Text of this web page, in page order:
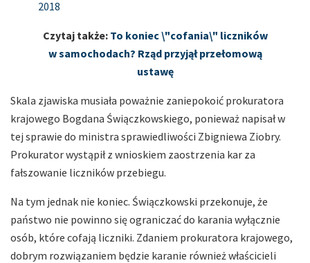
2018
Czytaj także: To koniec \"cofania\" liczników
w samochodach? Rząd przyjął przełomową
ustawę
Skala zjawiska musiała poważnie zaniepokoić prokuratora
krajowego Bogdana Świączkowskiego, ponieważ napisał w
tej sprawie do ministra sprawiedliwości Zbigniewa Ziobry.
Prokurator wystąpił z wnioskiem zaostrzenia kar za
fałszowanie liczników przebiegu.
Na tym jednak nie koniec. Świączkowski przekonuje, że
państwo nie powinno się ograniczać do karania wyłącznie
osób, które cofają liczniki. Zdaniem prokuratora krajowego,
dobrym rozwiązaniem będzie karanie również właścicieli